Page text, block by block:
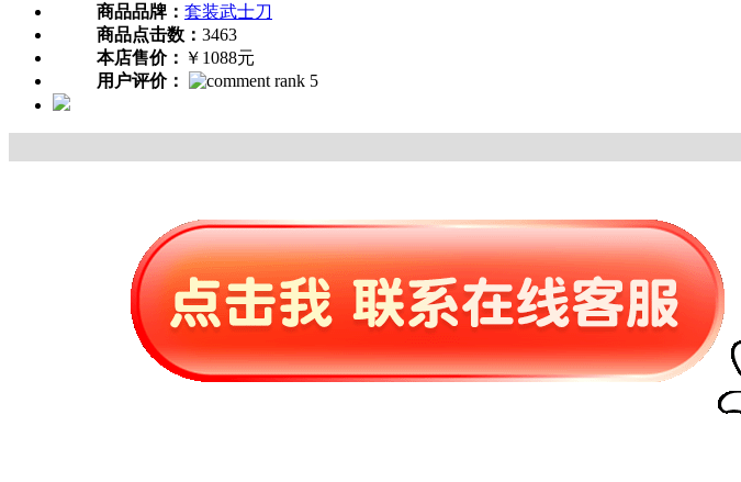
商品品牌： 套装武士刀
商品点击数： 3463
本店售价： ￥1088元
用户评价：